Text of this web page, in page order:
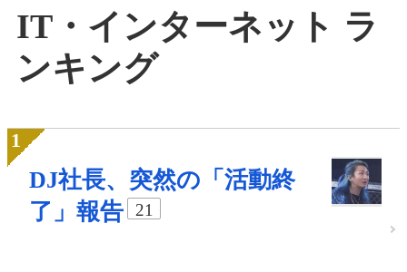
IT・インターネット ラ
ンキング
DJ社長、突然の「活動終
了」報告
21